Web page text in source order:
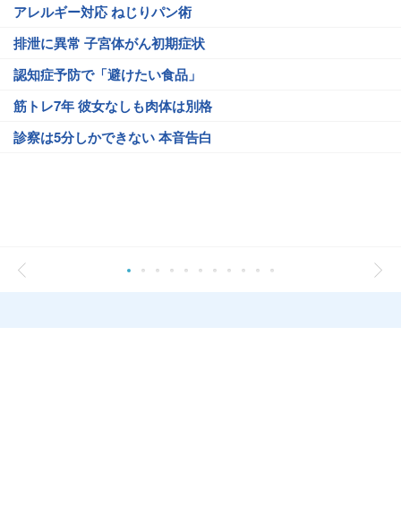
アレルギー対応 ねじりパン術
排泄に異常 子宮体がん初期症状
認知症予防で「避けたい食品」
筋トレ7年 彼女なしも肉体は別格
診察は5分しかできない 本音告白